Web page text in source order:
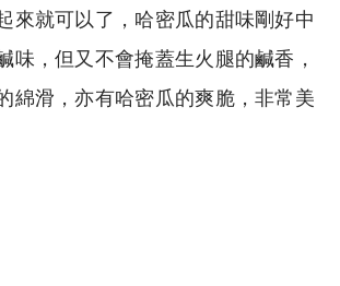
來就可以了，哈密瓜的甜味剛好中
味，但又不會掩蓋生火腿的鹹香，
綿滑，亦有哈密瓜的爽脆，非常美